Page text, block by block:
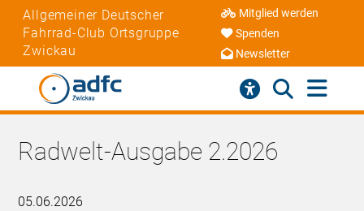
Allgemeiner Deutscher
Fahrrad-Club Ortsgruppe
Zwickau
Mitglied werden
Spenden
Newsletter
Radwelt-Ausgabe 2.2026
05.06.2026